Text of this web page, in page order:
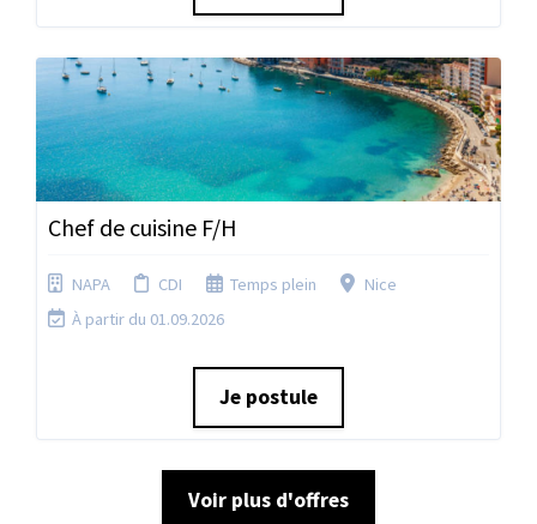
Chef de cuisine F/H
NAPA CDI Temps plein
Nice
À partir du 01.09.2026
Je postule
Voir plus d'offres